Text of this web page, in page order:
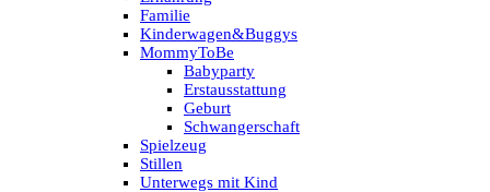
Familie
Kinderwagen&Buggys
MommyToBe
Babyparty
Erstausstattung
Geburt
Schwangerschaft
Spielzeug
Stillen
Unterwegs mit Kind